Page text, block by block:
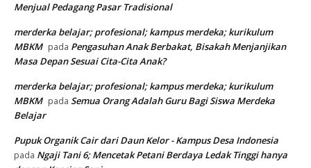
Menjual Pedagang Pasar Tradisional
merderka belajar; profesional; kampus merdeka; kurikulum
MBKM pada Pengasuhan Anak Berbakat, Bisakah Menjanjikan
Masa Depan Sesuai Cita-Cita Anak?
merderka belajar; profesional; kampus merdeka; kurikulum
MBKM pada Semua Orang Adalah Guru Bagi Siswa Merdeka
Belajar
Pupuk Organik Cair dari Daun Kelor - Kampus Desa Indonesia
pada Ngaji Tani 6; Mencetak Petani Berdaya Ledak Tinggi hanya